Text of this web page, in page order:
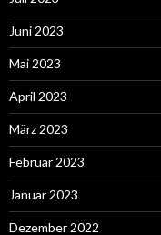
Juni 2023
Mai 2023
April 2023
März 2023
Februar 2023
Januar 2023
Dezember 2022